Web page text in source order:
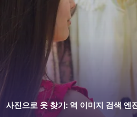
사진으로 옷 찾기: 역 이미지 검색 엔